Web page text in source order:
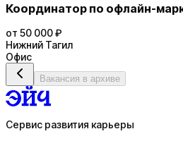
Координатор по офлайн-
от 50 000 ₽
Нижний Тагил
Офис
Вакансия в архиве
Сервис развития карьеры